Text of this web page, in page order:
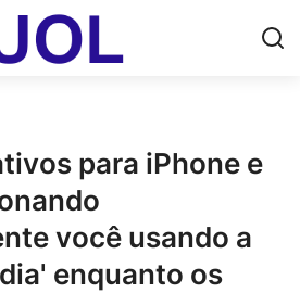
para iPhone e
você usando a
enquanto os